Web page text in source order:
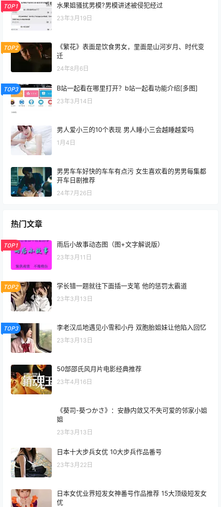
TOP1 水果姐骚扰男模?男模讲述被侵犯经过
23年3月19日
TOP2
《繁花》表面是饮食男女，里面是山河岁月、时代变
迁
24年8月6日
TOP3 B站一起看在哪里打开？b站一起看功能介绍[多图]
23年3月14日
男人爱小三的10个表现 男人睡小三会越睡越爱吗
1月4日
男男车车好快的车车有点污 女生喜欢看的男男每集都
开车日剧推荐
24年7月26日
热门文章
TOP1 雨后小故事动态图（图+文字解说版）
23年3月11日
TOP2 学长错一题就往下面插一支笔 他的惩罚太霸道
23年3月13日
TOP3 李老汉瓜地遇见小雪和小丹 双胞胎姐妹让他陷入回忆
23年3月13日
50部邵氏风月片电影经典推荐
23年4月16日
《葵司-葵つかさ》：安静内敛又不失可爱的邻家小姐
姐
23年3月13日
日本十大步兵女优 10大步兵作品番号
23年3月22日
日本女优业界短发女神番号作品推荐 15大顶级短发女
优